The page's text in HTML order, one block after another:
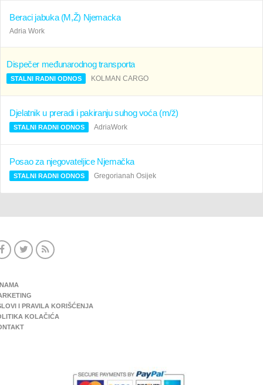
Beraci jabuka (M,Ž) Njemacka
Adria Work
Dispečer međunarodnog transporta
STALNI RADNI ODNOS KOLMAN CARGO
Djelatnik u preradi i pakiranju suhog voća (m/ž)
STALNI RADNI ODNOS AdriaWork
Posao za njegovateljice Njemačka
STALNI RADNI ODNOS Gregorianah Osijek
I PRAVILA KORIŠĆENJA
KOLAČIĆA